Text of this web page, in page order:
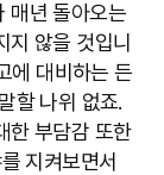
매년 돌아오는
지 않을 것입니
에 대비하는 든
할 나위 없죠.
한 부담감 또한
지켜보면서